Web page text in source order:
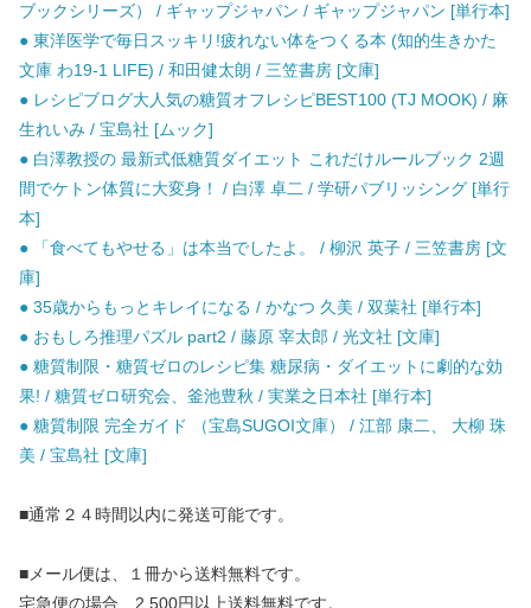
ブックシリーズ） / ギャップジャパン / ギャップジャパン [単行本]
● 東洋医学で毎日スッキリ!疲れない体をつくる本 (知的生きかた
文庫 わ19-1 LIFE) / 和田健太朗 / 三笠書房 [文庫]
● レシピブログ大人気の糖質オフレシピBEST100 (TJ MOOK) / 麻
生れいみ / 宝島社 [ムック]
● 白澤教授の 最新式低糖質ダイエット これだけルールブック 2週
間でケトン体質に大変身！ / 白澤 卓二 / 学研パブリッシング [単行
本]
● 「食べてもやせる」は本当でしたよ。 / 柳沢 英子 / 三笠書房 [文
庫]
● 35歳からもっとキレイになる / かなつ 久美 / 双葉社 [単行本]
● おもしろ推理パズル part2 / 藤原 宰太郎 / 光文社 [文庫]
● 糖質制限・糖質ゼロのレシピ集 糖尿病・ダイエットに劇的な効
果! / 糖質ゼロ研究会、釜池豊秋 / 実業之日本社 [単行本]
● 糖質制限 完全ガイド （宝島SUGOI文庫） / 江部 康二、 大柳 珠
美 / 宝島社 [文庫]
■通常２４時間以内に発送可能です。
■メール便は、１冊から送料無料です。
宅急便の場合、2,500円以上送料無料です。